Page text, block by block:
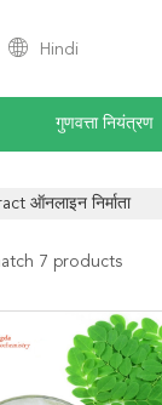
Hindi
गुणवत्ता नियंत्रण
ऑनलाइन निर्माता
7 products